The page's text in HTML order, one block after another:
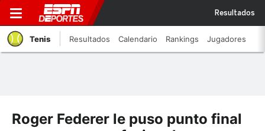
Resultados
Tenis Resultados Calendario Rankings Jugadores
Roger Federer le puso punto final